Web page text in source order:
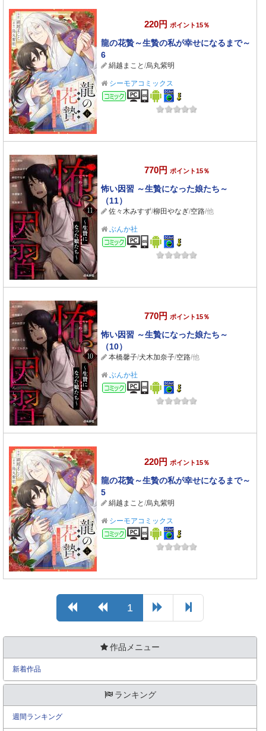
220円 ポイント15％
龍の花贄～生贄の私が幸せになるまで～
6
絹越まこと /烏丸紫明
シーモアコミックス
コミック
770円 ポイント15％
怖い因習 ～生贄になった娘たち～
（11）
佐々木みすず/柳田やなぎ/空路/他
ぶんか社
コミック
770円 ポイント15％
怖い因習 ～生贄になった娘たち～
（10）
本橋馨子/犬木加奈子/空路/他
ぶんか社
コミック
220円 ポイント15％
龍の花贄～生贄の私が幸せになるまで～
5
絹越まこと /烏丸紫明
シーモアコミックス
コミック
1
作品メニュー
新着作品
ランキング
週間ランキング